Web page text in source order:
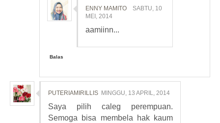
ENNY MAMITO
SABTU, 10
MEI, 2014
aamiinn...
Balas
PUTERIAMIRILLIS MINGGU, 13 APRIL, 2014
Saya pilih caleg perempuan.
Semoga bisa membela hak kaum